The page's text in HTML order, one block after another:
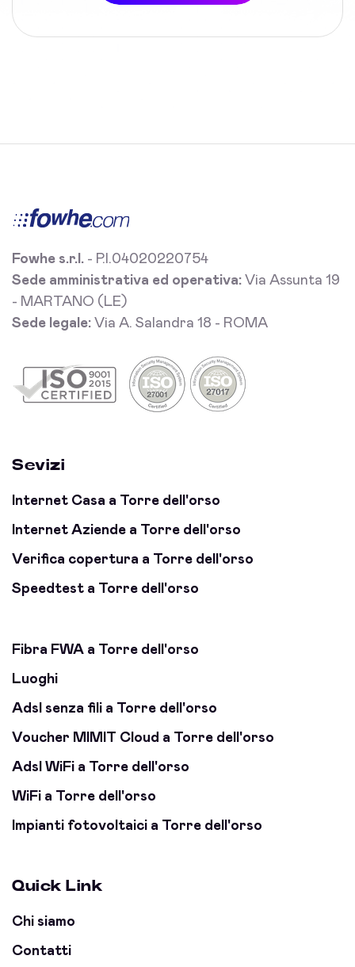
Fowhe s.r.l. - P.I.04020220754
Sede amministrativa ed operativa: Via Assunta 19
- MARTANO (LE)
Sede legale: Via A. Salandra 18 - ROMA
Sevizi
Internet Casa a Torre dell'orso
Internet Aziende a Torre dell'orso
Verifica copertura a Torre dell'orso
Speedtest a Torre dell'orso
Fibra FWA a Torre dell'orso
Luoghi
Adsl senza fili a Torre dell'orso
Voucher MIMIT Cloud a Torre dell'orso
Adsl WiFi a Torre dell'orso
WiFi a Torre dell'orso
Impianti fotovoltaici a Torre dell'orso
Quick Link
Chi siamo
Contatti